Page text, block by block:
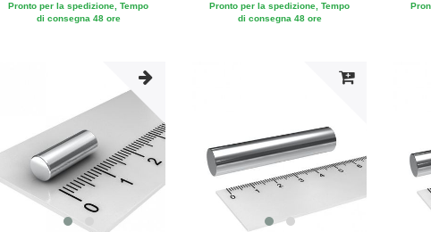
Pronto per la spedizione, Tempo
di consegna 48 ore
Pronto per la spedizione, Tempo
di consegna 48 ore